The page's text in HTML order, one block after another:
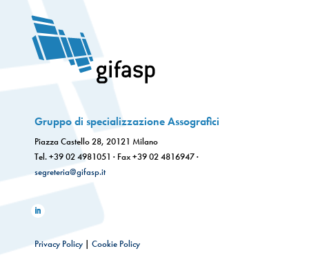
Gruppo di specializzazione Assografici
Piazza Castello 28, 20121 Milano
Tel. +39 02 4981051 · Fax +39 02 4816947 ·
segreteria@gifasp.it
Privacy Policy| Cookie Policy